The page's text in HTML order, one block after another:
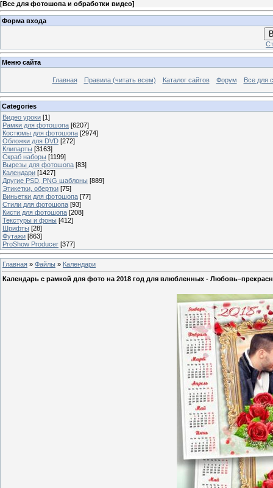
[Все для фотошопа и обработки видео]
Форма входа
Меню сайта
Главная Правила (читать всем) Каталог сайтов Форум Все для
Categories
Видео уроки [1]
Рамки для фотошопа [6207]
Костюмы для фотошопа [2974]
Обложки для DVD [272]
Клипарты [3163]
Скраб наборы [1199]
Вырезы для фотошопа [83]
Календари [1427]
Другие PSD, PNG шаблоны [889]
Этикетки, обертки [75]
Виньетки для фотошопа [77]
Стили для фотошопа [93]
Кисти для фотошопа [208]
Текстуры и фоны [412]
Шрифты [28]
Футажи [863]
ProShow Producer [377]
Главная » Файлы » Календари
Календарь с рамкой для фото на 2018 год для влюбленных -